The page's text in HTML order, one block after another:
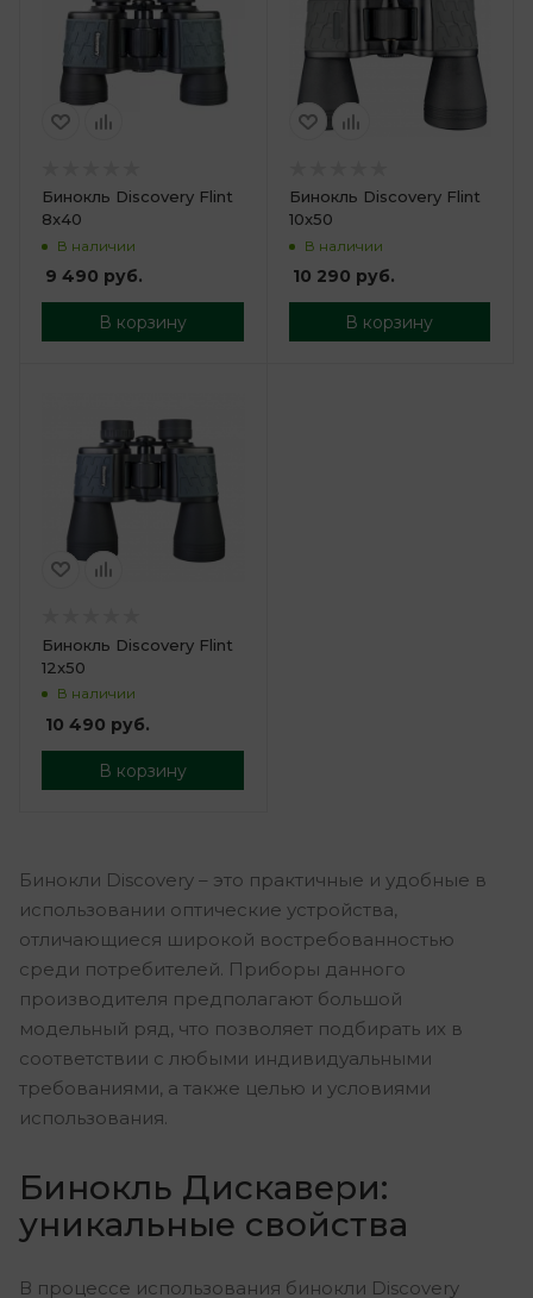
Бинокль Discovery Flint
8x40
В наличии
9 490 руб.
В корзину
Бинокль Discovery Flint
10x50
В наличии
10 290 руб.
В корзину
Бинокль Discovery Flint
12x50
В наличии
10 490 руб.
В корзину
Бинокли Discovery – это практичные и удобные в
использовании оптические устройства,
отличающиеся широкой востребованностью
среди потребителей. Приборы данного
производителя предполагают большой
модельный ряд, что позволяет подбирать их в
соответствии с любыми индивидуальными
требованиями, а также целью и условиями
использования.
Бинокль Дискавери:
уникальные свойства
В процессе использования бинокли Discovery